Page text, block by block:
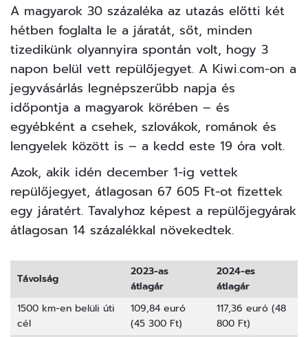
A magyarok 30 százaléka az utazás előtti két
hétben foglalta le a járatát, sőt, minden
tizedikünk olyannyira spontán volt, hogy 3
napon belül vett repülőjegyet. A Kiwi.com-on a
jegyvásárlás legnépszerűbb napja és
időpontja a magyarok körében – és
egyébként a csehek, szlovákok, románok és
lengyelek között is – a kedd este 19 óra volt.
Azok, akik idén december 1-ig vettek
repülőjegyet, átlagosan 67 605 Ft-ot fizettek
egy járatért. Tavalyhoz képest a repülőjegyárak
átlagosan 14 százalékkal növekedtek.
Távolság
2023-as
átlagár
2024-es
átlagár
1500 km-en belüli úti
cél
109,84 euró
(45 300 Ft)
117,36 euró (48
800 Ft)